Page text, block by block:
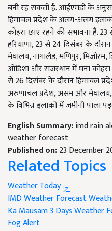
बनी रह सकती है. आईएमडी के
हिमाचल प्रदेश के अलग-अलग
कोहरा छाए रहने की संभावना है.
हरियाणा, 23 से 24 दिसंबर के
मेघालय, नागालैंड, मणिपुर, मिजोरम,
ओडिशा और राजस्थान में घना
से 26 दिसंबर के दौरान हिमाचल
अरुणाचल प्रदेश, असम और मेघालय,
के विभिन्न इलाकों में ज़मीनी पाला
English Summary:imd rain
weather forecast
Published on:23 December
Related Topics
Weather Today
IMD Weather Forecast
Ka Mausam3 Days Weather
Fog Alert